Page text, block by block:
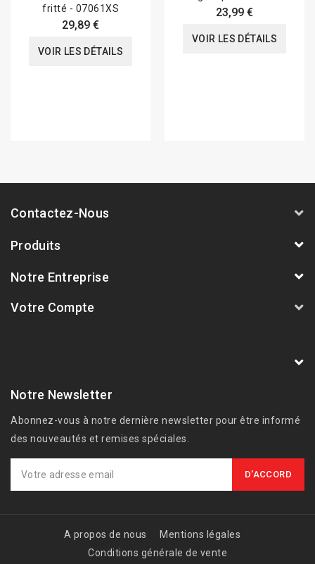
fritté - 07061XS
29,89 €
VOIR LES DÉTAILS
23,99 €
VOIR LES DÉTAILS
Contactez-Nous
Produits
Notre Entreprise
Votre Compte
Notre Newsletter
Abonnez-vous à notre dernière newsletter pour être informé
des nouveautés et remises spéciales.
A propos de nous
Mentions légales
Conditions générale de vente